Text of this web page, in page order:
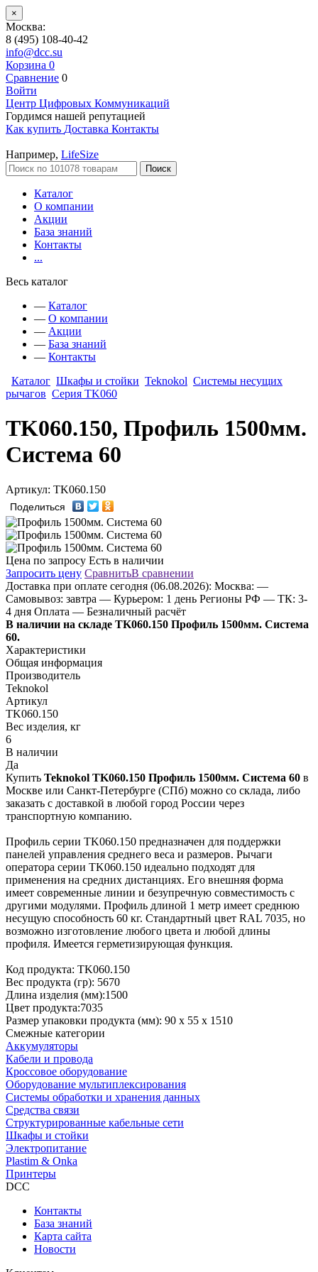
×
Москва:
8 (495) 108-40-42
info@dcc.su
Корзина 0
Сравнение 0
Войти
Центр Цифровых Коммуникаций
Гордимся нашей репутацией
Как купить Доставка Контакты
Например, LifeSize
Поиск
Каталог
О компании
Акции
База знаний
Контакты
...
Весь каталог
— Каталог
— О компании
— Акции
— База знаний
— Контакты
Каталог Шкафы и стойки Teknokol Системы несущих
рычагов Серия TK060
TK060.150, Профиль 1500мм.
Система 60
Артикул: TK060.150
Поделиться
Цена по запросу Есть в наличии
Запросить цену СравнитьВ сравнении
Доставка при оплате сегодня (06.08.2026): Москва: —
Самовывоз: завтра — Курьером: 1 день Регионы РФ — ТК: 3-
4 дня Оплата — Безналичный расчёт
В наличии на складе TK060.150 Профиль 1500мм. Система
60.
Характеристики
Общая информация
Производитель
Teknokol
Артикул
TK060.150
Вес изделия, кг
6
В наличии
Да
Купить Teknokol TK060.150 Профиль 1500мм. Система 60 в
Москве или Санкт-Петербурге (СПб) можно со склада, либо
заказать с доставкой в любой город России через
транспортную компанию.
Профиль серии TK060.150 предназначен для поддержки
панелей управления среднего веса и размеров. Рычаги
оператора серии TK060.150 идеально подходят для
применения на средних дистанциях. Его внешняя форма
имеет современные линии и безупречную совместимость с
другими модулями. Профиль длиной 1 метр имеет среднюю
несущую способность 60 кг. Стандартный цвет RAL 7035, но
возможно изготовление любого цвета и любой длины
профиля. ​​Имеется герметизирующая функция.
Код продукта: TK060.150
Вес продукта (гр): 5670
Длина изделия (мм):1500
Цвет продукта:7035
Размер упаковки продукта (мм): 90 х 55 х 1510
Смежные категории
Аккумуляторы
Кабели и провода
Кроссовое оборудование
Оборудование мультиплексирования
Системы обработки и хранения данных
Средства связи
Структурированные кабельные сети
Шкафы и стойки
Электропитание
Plastim & Onka
Принтеры
DCC
Контакты
База знаний
Карта сайта
Новости